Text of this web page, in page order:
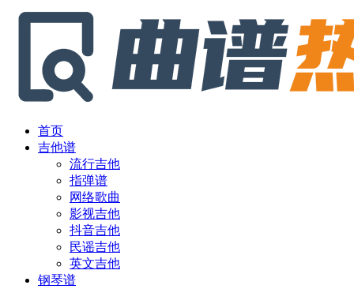
首页
吉他谱
流行吉他
指弹谱
网络歌曲
影视吉他
抖音吉他
民谣吉他
英文吉他
钢琴谱